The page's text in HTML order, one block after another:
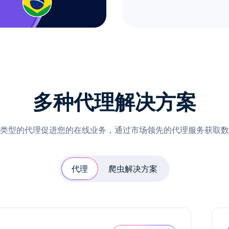
多种代理解决方案
型的代理促进您的在线业务，通过市场领先的代理服务获取
代理 爬虫解决方案